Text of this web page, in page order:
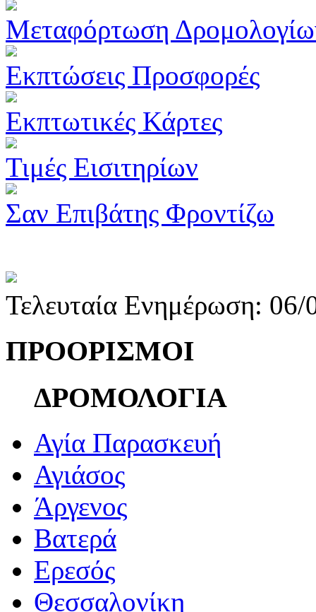
Μεταφόρτωση
Εκπτώσεις Προσφορές
Εκπτωτικές Κάρτες
Τιμές Εισιτηρίων
Σαν Επιβάτης Φροντίζω
Τελευταία Ενημέρωση:
ΠΡΟΟΡΙΣΜΟΙ
ΔΡΟΜΟΛΟΓΙΑ
Αγία Παρασκευή
Αγιάσος
Άργενος
Βατερά
Ερεσός
Θεσσαλονίκη